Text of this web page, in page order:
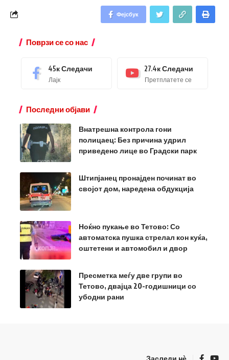
Фејсбук
Поврзи се со нас
45кСледачи
Лајк
27.4кСледачи
Претплатете се
Последни објави
Внатрешна контрола гони
полицаец: Без причина удрил
приведено лице во Градски парк
Штипјанец пронајден починат во
својот дом, наредена обдукција
Ноќно пукање во Тетово: Со
автоматска пушка стрелал кон куќа,
оштетени и автомобил и двор
Пресметка меѓу две групи во
Тетово, двајца 20-годишници со
убодни рани